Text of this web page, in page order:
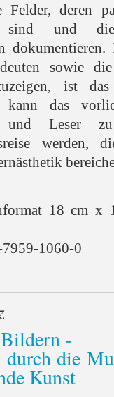
Felder, deren
sind und
sowie die
ist das
kann das
und Leser
werden,
18 cm x
1060-0
-
die
Kunst